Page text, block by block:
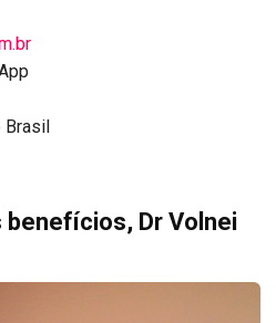
Dr Volnei